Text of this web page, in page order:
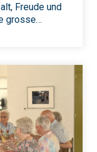
Freude und
grosse…